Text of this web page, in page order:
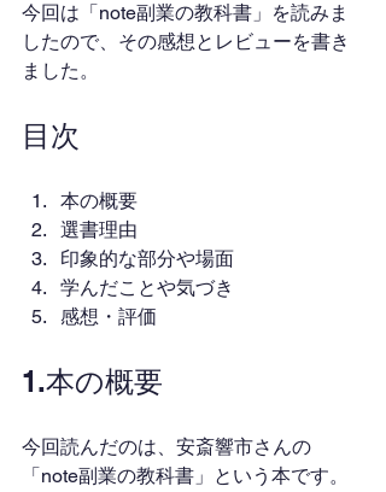
今回は「note副業の教科書」を読みま
したので、その感想とレビューを書き
ました。
目次
本の概要
選書理由
印象的な部分や場面
学んだことや気づき
感想・評価
1.本の概要
今回読んだのは、安斎響市さんの
「note副業の教科書」という本です。